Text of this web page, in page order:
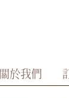
關於我們